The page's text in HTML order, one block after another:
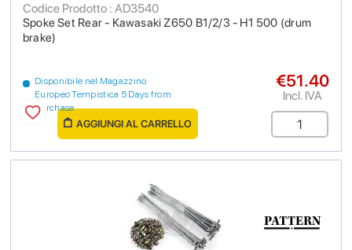
Spoke Set Rear - Kawasaki Z650 B1/2/3 - H1 500 (drum
brake)
Codice Prodotto : AD3540
Disponibile nel Magazzino
Europeo Tempistica 5 Days from
purchase
€51.40
Incl. IVA
AGGIUNGI AL CARRELLO